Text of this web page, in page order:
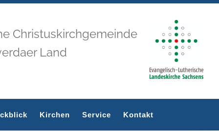
Christuskirchgemeinde
Land
Kirchen Service Kontakt